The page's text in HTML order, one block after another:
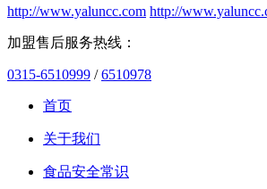
http://www.yaluncc.com http://
加盟售后服务热线：
0315-6510999 /6510978
首页
关于我们
食品安全常识